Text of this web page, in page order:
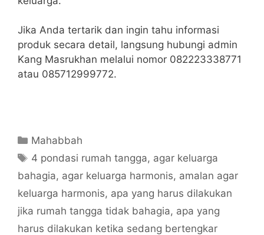
Jika Anda tertarik dan ingin tahu informasi
produk secara detail, langsung hubungi admin
Kang Masrukhan melalui nomor 082223338771
atau 085712999772.
Categories
Mahabbah
Tags
4 pondasi rumah tangga, agar keluarga
bahagia, agar keluarga harmonis, amalan agar
keluarga harmonis, apa yang harus dilakukan
jika rumah tangga tidak bahagia, apa yang
harus dilakukan ketika sedang bertengkar